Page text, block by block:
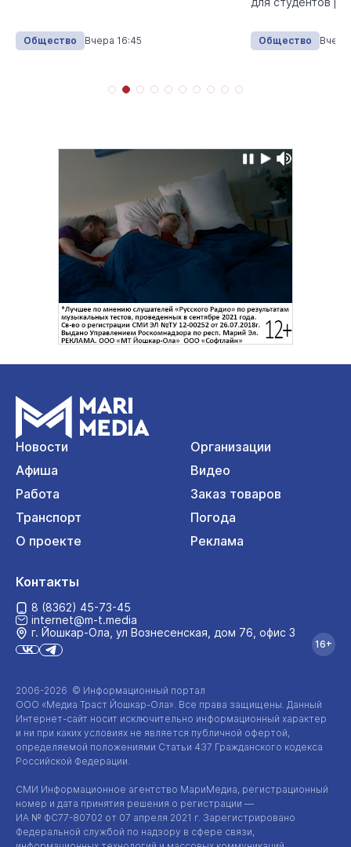
Общество Вчера 16:45 Общество
Новости
Организации
Афиша
Видео
Работа
Заказ товаров
Транспорт
Погода
О проекте
Реклама
2006-2026 © Информационный портал
ООО «Медиа Траст Йошкар-Ола» . Все права защищены. Данный
Интернет-сайт носит исключительно информационный характер
и ни при каких условиях не является публичной офертой,
определяемой положениями Статьи 437 Гражданского кодекса
Российской Федерации.
СМИ Информационное агентство МариМедиа, регистрационный
номер и дата принятия решения о регистрации —
ИА № ФС77-80702 от 07 апреля 2021 г. Зарегистрировано
Федеральной службой по надзору в сфере связи,
Контакты
8 (8362) 45-73-45
internet@m-t.media
г. Йошкар‑Ола, ул Вознесенская, дом 76, офис 3
16+